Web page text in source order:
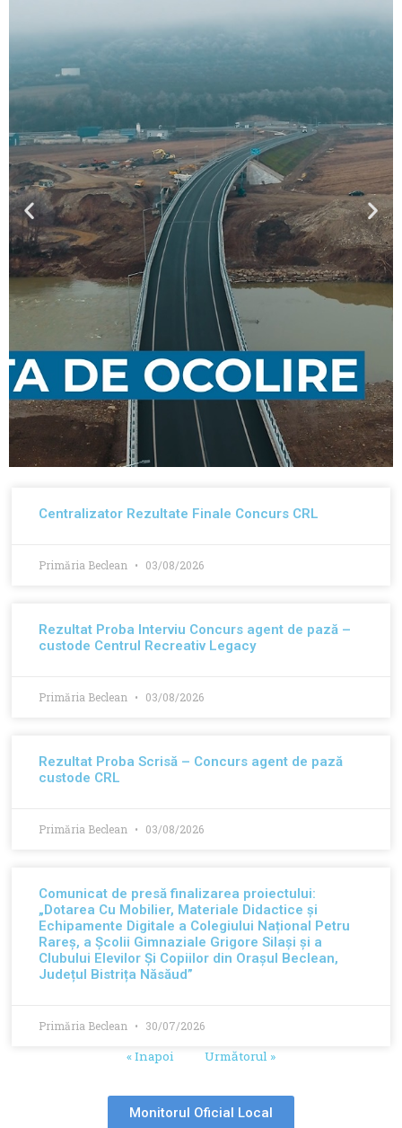
Varianta de ocolire a
orașului Beclean
Centralizator Rezultate Finale Concurs CRL
Primăria Beclean 03/08/2026
Rezultat Proba Interviu Concurs agent de pază –
custode Centrul Recreativ Legacy
Primăria Beclean 03/08/2026
Rezultat Proba Scrisă – Concurs agent de pază
custode CRL
Primăria Beclean 03/08/2026
Comunicat de presă finalizarea proiectului:
„Dotarea Cu Mobilier, Materiale Didactice și
Echipamente Digitale a Colegiului Național Petru
Rareș, a Școlii Gimnaziale Grigore Silași și a
Clubului Elevilor Și Copiilor din Orașul Beclean,
Județul Bistrița Năsăud”
Primăria Beclean 30/07/2026
« Inapoi Următorul »
Monitorul Oficial Local